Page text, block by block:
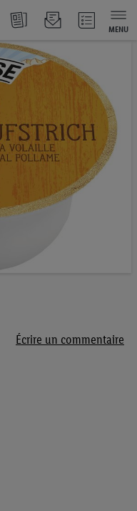
MENU
Écrire un commentaire